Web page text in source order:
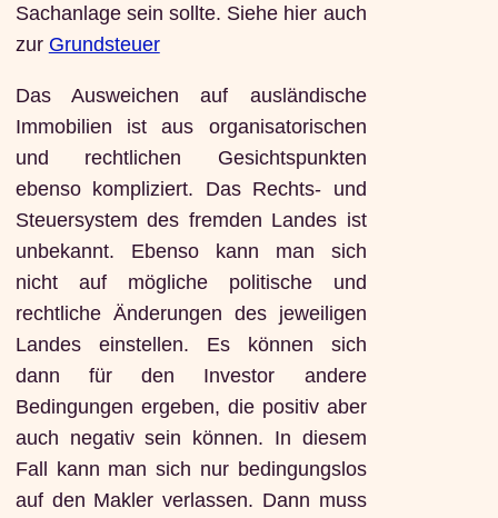
Sachanlage sein sollte. Siehe hier auch
zur Grundsteuer
Das Ausweichen auf ausländische
Immobilien ist aus organisatorischen
und rechtlichen Gesichtspunkten
ebenso kompliziert. Das Rechts- und
Steuersystem des fremden Landes ist
unbekannt. Ebenso kann man sich
nicht auf mögliche politische und
rechtliche Änderungen des jeweiligen
Landes einstellen. Es können sich
dann für den Investor andere
Bedingungen ergeben, die positiv aber
auch negativ sein können. In diesem
Fall kann man sich nur bedingungslos
auf den Makler verlassen. Dann muss